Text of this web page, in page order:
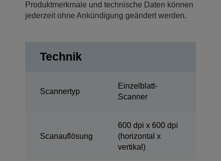
Produktmerkmale und technische Daten können
jederzeit ohne Ankündigung geändert werden.
Technik
Scannertyp
Einzelblatt-
Scanner
Scanauflösung
600 dpi x 600 dpi
(horizontal x
vertikal)